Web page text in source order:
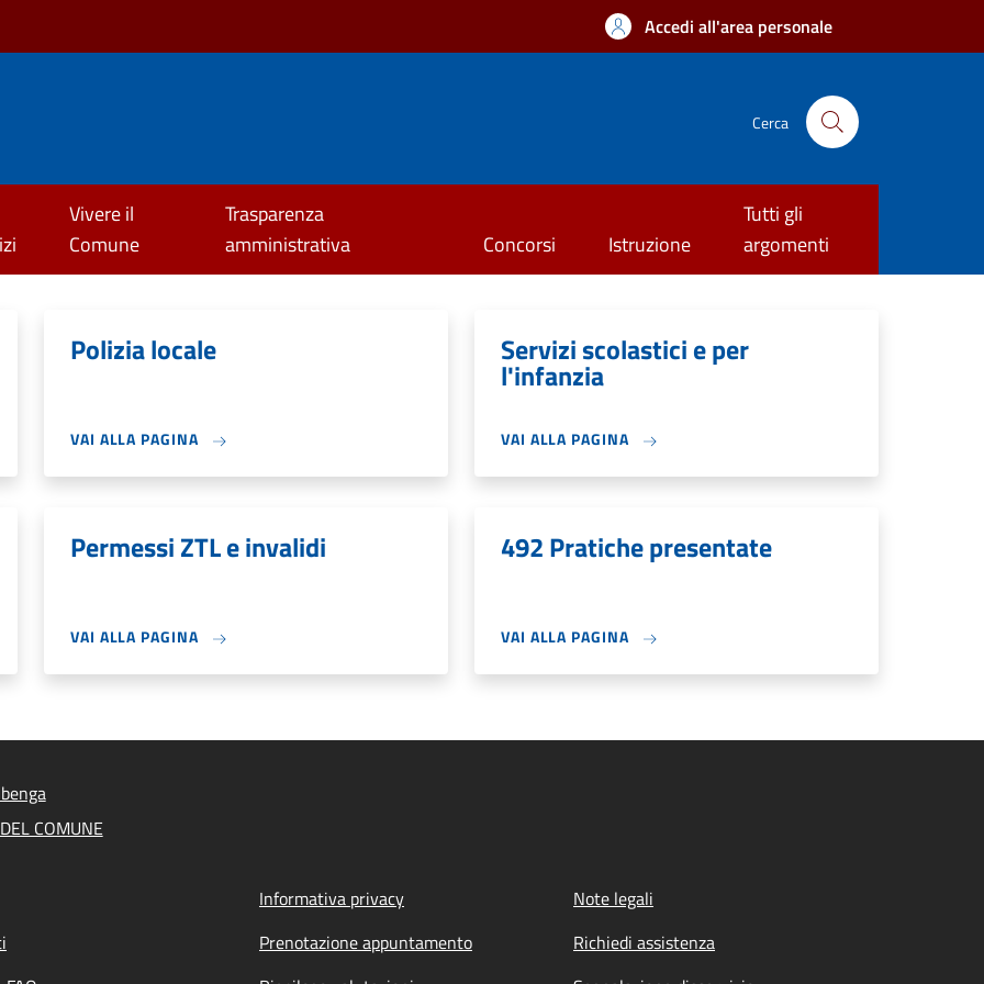
Accedi all'area personale
Cerca
Vivere il
Comune
Trasparenza
amministrativa
Concorsi Istruzione
Tutti gli
argomenti
Polizia locale
VAI ALLA PAGINA
Servizi scolastici e per
l'infanzia
VAI ALLA PAGINA
Permessi ZTL e invalidi
VAI ALLA PAGINA
492 Pratiche presentate
VAI ALLA PAGINA
COMUNE
Informativa privacy
Note legali
Prenotazione appuntamento
Richiedi assistenza